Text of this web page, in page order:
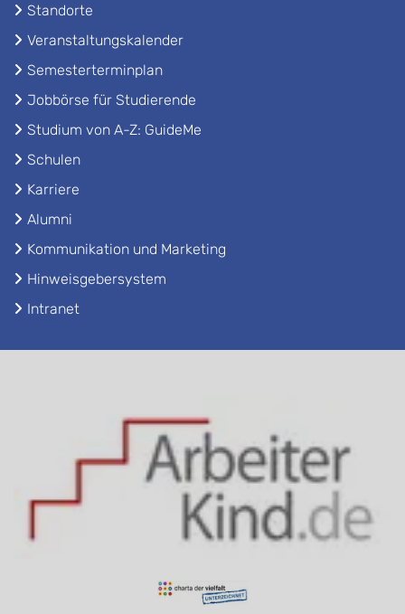
Standorte
Veranstaltungskalender
Semesterterminplan
Jobbörse für Studierende
Studium von A-Z: GuideMe
Schulen
Karriere
Alumni
Kommunikation und Marketing
Hinweisgebersystem
Intranet